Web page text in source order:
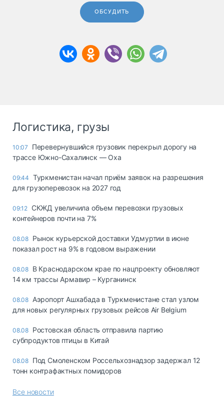
ОБСУДИТЬ
Логистика, грузы
10:07
Перевернувшийся грузовик перекрыл дорогу на
трассе Южно-Сахалинск — Оха
09:44 Туркменистан начал приём заявок на разрешения
для грузоперевозок на 2027 год
09:12 СКЖД увеличила объем перевозки грузовых
контейнеров почти на 7%
08.08 Рынок курьерской доставки Удмуртии в июне
показал рост на 9% в годовом выражении
08.08 В Краснодарском крае по нацпроекту обновляют
14 км трассы Армавир – Курганинск
08.08 Аэропорт Ашхабада в Туркменистане стал узлом
для новых регулярных грузовых рейсов Air Belgium
08.08 Ростовская область отправила партию
субпродуктов птицы в Китай
08.08 Под Смоленском Россельхознадзор задержал 12
тонн контрафактных помидоров
Все новости